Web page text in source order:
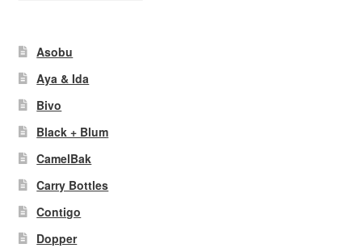
Asobu
Aya & Ida
Bivo
Black + Blum
CamelBak
Carry Bottles
Contigo
Dopper